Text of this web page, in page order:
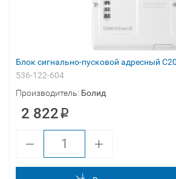
Блок сигнально-пусковой адресный
536-122-604
Производитель: Болид
2 822